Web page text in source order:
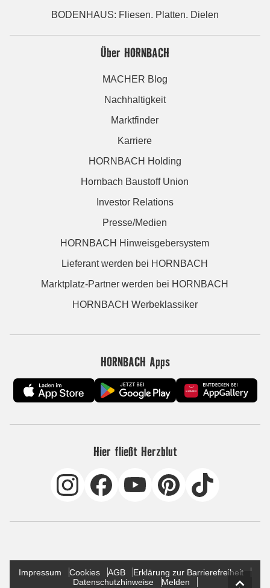
BODENHAUS: Fliesen. Platten. Dielen
Über HORNBACH
MACHER Blog
Nachhaltigkeit
Marktfinder
Karriere
HORNBACH Holding
Hornbach Baustoff Union
Investor Relations
Presse/Medien
HORNBACH Hinweisgebersystem
Lieferant werden bei HORNBACH
Marktplatz-Partner werden bei HORNBACH
HORNBACH Werbeklassiker
HORNBACH Apps
Hier fließt Herzblut
Impressum Cookies AGB
Erklärung zur Barrierefreiheit
Datenschutzhinweise
Melden